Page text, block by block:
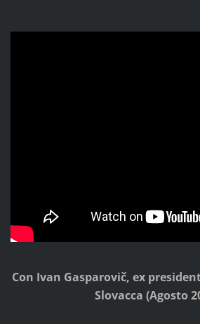
Con Ivan Gasparovič, ex
Slovacca (Agosto